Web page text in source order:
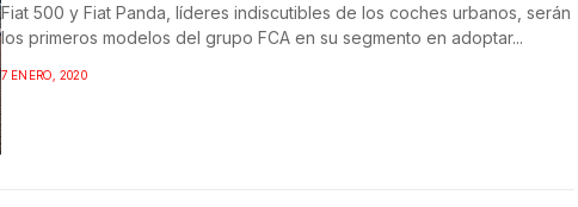
Fiat 500 y Fiat Panda, líderes indiscutibles de los coches urbanos, serán
los primeros modelos del grupo FCA en su segmento en adoptar...
7 ENERO, 2020